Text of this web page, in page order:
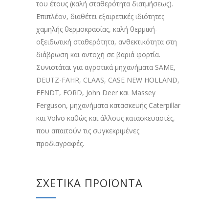
του έτους (καλή σταθερότητα διατμήσεως).
Επιπλέον, διαθέτει εξαιρετικές ιδιότητες
χαμηλής θερμοκρασίας, καλή θερμική-
οξειδωτική σταθερότητα, ανθεκτικότητα στη
διάβρωση και αντοχή σε βαριά φορτία.
Συνιστάται για αγροτικά μηχανήματα SAME,
DEUTZ-FAHR, CLAAS, CASE NEW HOLLAND,
FENDT, FORD, John Deer και Massey
Ferguson, μηχανήματα κατασκευής Caterpillar
και Volvo καθώς και άλλους κατασκευαστές,
που απαιτούν τις συγκεκριμένες
προδιαγραφές.
ΣΧΕΤΙΚΆ ΠΡΟΪΌΝΤΑ